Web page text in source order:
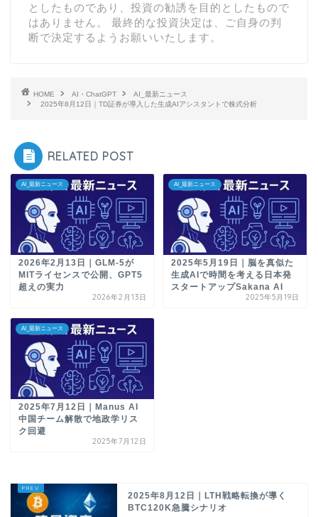
としたものであり、投資の勧誘を目的としたもので
はありません。 最終的な投資決定は、ご自身の判
断で決定するようお願いいたします。
HOME AI・ChatGPT
AI_最新ニュース
2025年8月12日｜TD証券が導入した生成AIアシスタントで株式分析
RELATED POST
AI_最新ニュース
2026年2月13日｜GLM-5が
MITライセンスで公開、GPT5
超えの実力
2026年2月13日
AI_最新ニュース
2025年5月19日｜脳を真似た
生成AIで時間を考える日本発
スタートアップSakana AI
2025年5月19日
AI_最新ニュース
2025年7月12日｜Manus AI
中国チーム解散で地政学リス
ク回避
2025年7月12日
2025年8月12日｜LTH戦略転換が導く
BTC120K急騰シナリオ